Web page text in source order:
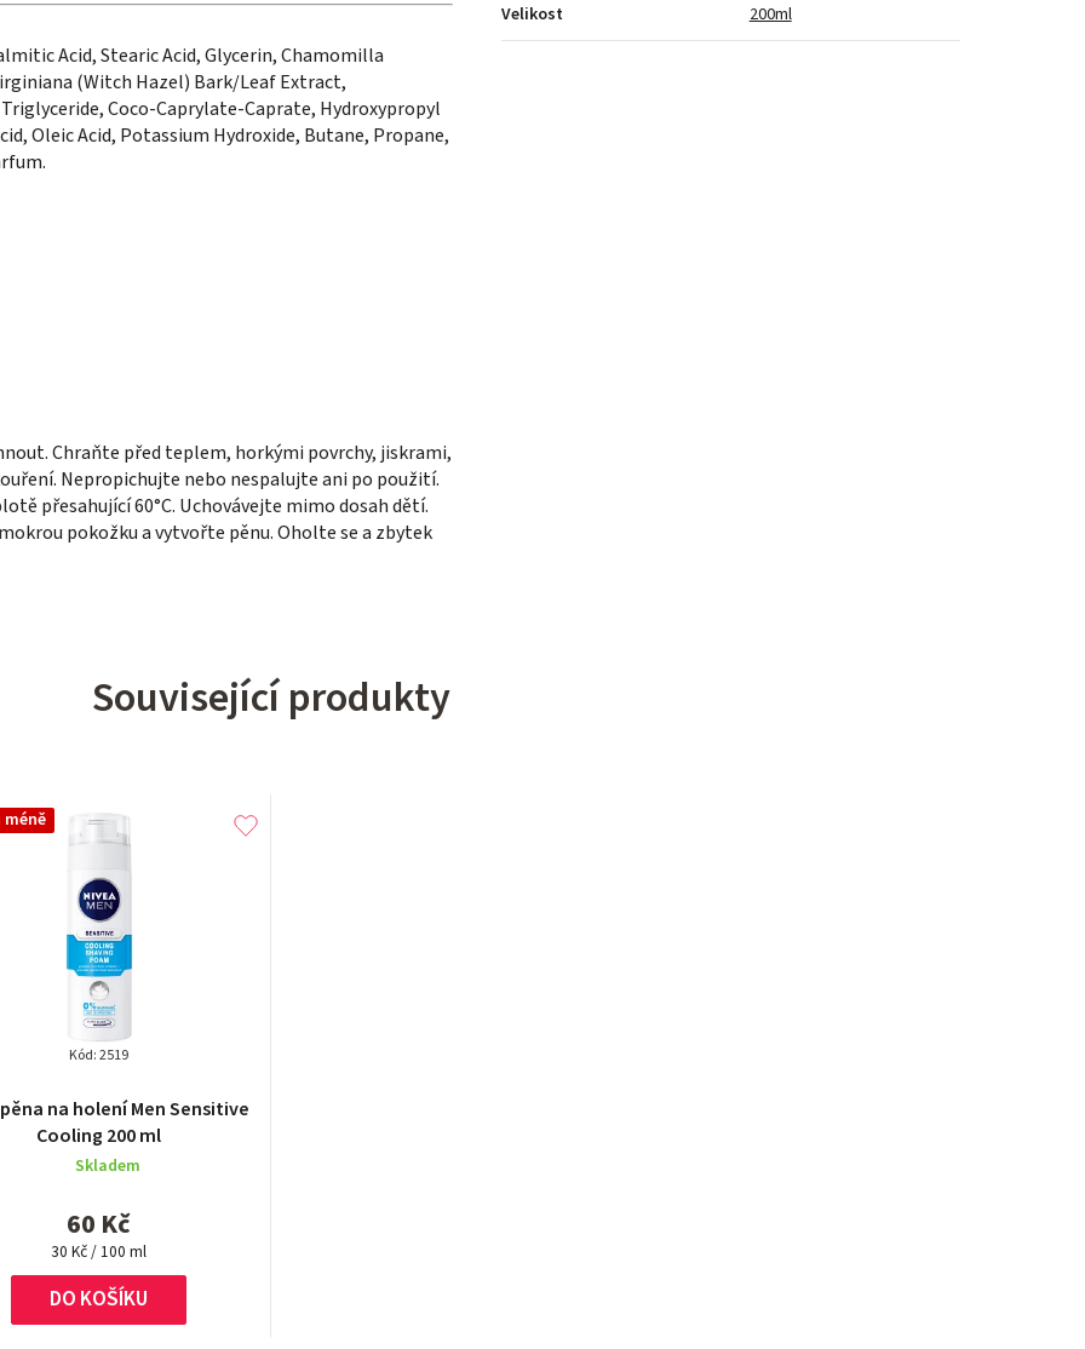
Acid, Stearic Acid, Glycerin, Chamomilla
(Witch Hazel) Bark/Leaf Extract,
Coco-Caprylate-Caprate, Hydroxypropyl
Oleic Acid, Potassium Hydroxide, Butane, Propane,
Chraňte před teplem, horkými povrchy, jiskrami,
Nepropichujte nebo nespalujte ani po použití.
přesahující 60°C. Uchovávejte mimo dosah dětí.
pokožku a vytvořte pěnu. Oholte se a zbytek
Velikost 200ml
Související produkty
na holení Men Sensitive
Cooling 200 ml
Skladem
60 Kč
Měrná
cena:
30 Kč / 100 ml
DO KOŠÍKU
Kód:2519